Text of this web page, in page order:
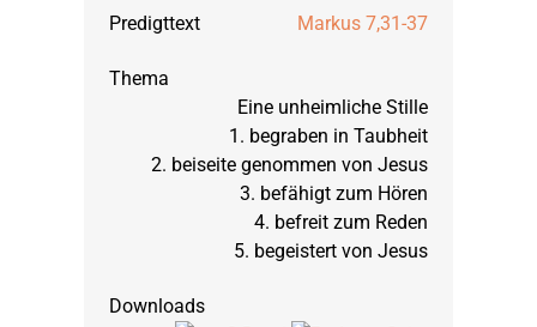
Markus 7,31-37
Eine unheimliche Stille
1. begraben in Taubheit
2. beiseite genommen von Jesus
3. befähigt zum Hören
4. befreit zum Reden
5. begeistert von Jesus